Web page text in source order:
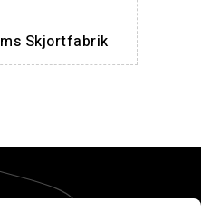
Skjortfabrik